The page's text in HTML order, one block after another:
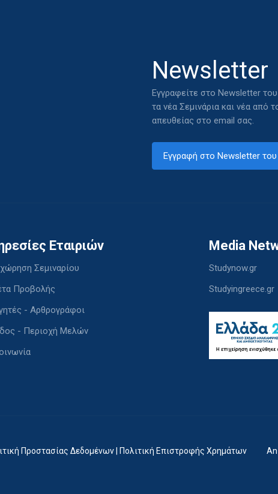
Newsletter
Εγγραφείτε στο Newsletter
τα νέα Σεμινάρια και νέα από
απευθείας στο email σας.
Εγγραφή στο Newsletter
Εταιριών
Σεμιναρίου
Προβολής
- Αρθρογράφοι
- Περιοχή Μελών
Media
Studynow.gr
Studyingreece.gr
Προστασίας Δεδομένων Πολιτική Επιστροφής Χρημάτων An